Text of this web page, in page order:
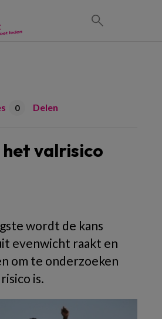
0 Delen
valrisico
wordt de kans
evenwicht raakt en
om te onderzoeken
is.